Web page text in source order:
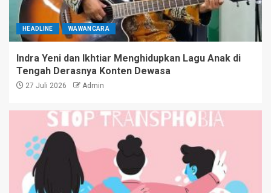
HEADLINE WAWANCARA
Indra Yeni dan Ikhtiar Menghidupkan Lagu Anak di
Tengah Derasnya Konten Dewasa
27 Juli 2026 Admin